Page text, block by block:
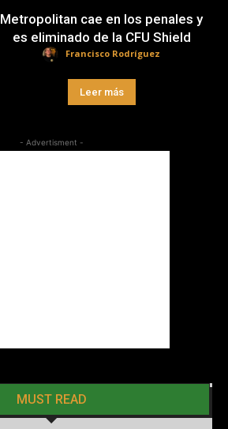
Metropolitan cae en los penales y
es eliminado de la CFU Shield
Francisco Rodríguez
Leer más
- Advertisment -
MUST READ